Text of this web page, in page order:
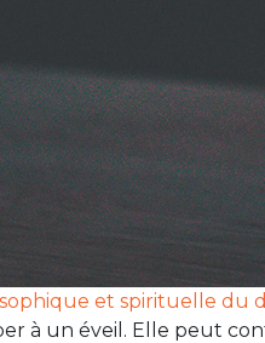
et spirituelle du
à un éveil. Elle peut